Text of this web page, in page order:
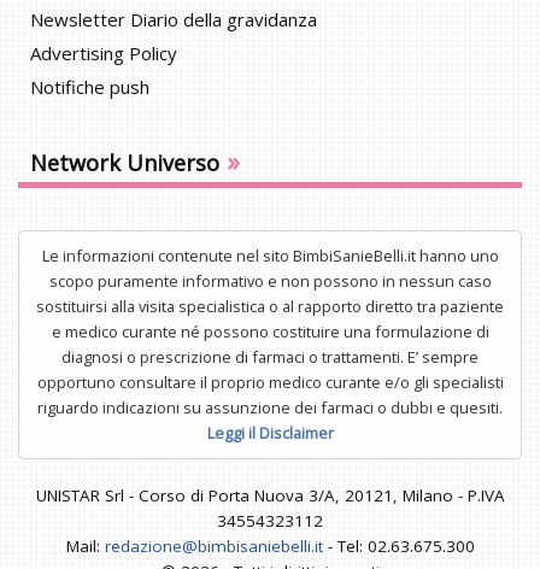
Newsletter Diario della gravidanza
Advertising Policy
Notifiche push
Network Universo »
Le informazioni contenute nel sito BimbiSanieBelli.it hanno uno
scopo puramente informativo e non possono in nessun caso
sostituirsi alla visita specialistica o al rapporto diretto tra paziente
e medico curante né possono costituire una formulazione di
diagnosi o prescrizione di farmaci o trattamenti. E’ sempre
opportuno consultare il proprio medico curante e/o gli specialisti
riguardo indicazioni su assunzione dei farmaci o dubbi e quesiti.
Leggi il Disclaimer
UNISTAR Srl - Corso di Porta Nuova 3/A, 20121, Milano - P.IVA
34554323112
Mail: redazione@bimbisaniebelli.it- Tel: 02.63.675.300